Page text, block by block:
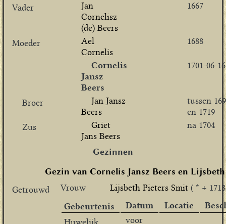
Vader
Jan
Cornelisz
(de) Beers
1667
Moeder
Ael
Cornelis
1688
Cornelis
Jansz
Beers
1701-06-16
Broer
Jan Jansz
Beers
tussen
en 1719
Zus
Griet
Jans Beers
na 1704
Gezinnen
Gezin van Cornelis Jansz Beers en
Getrouwd
Vrouw Lijsbeth Pieters Smit( * +
Gebeurtenis
Datum Locatie
Huwelijk
voor